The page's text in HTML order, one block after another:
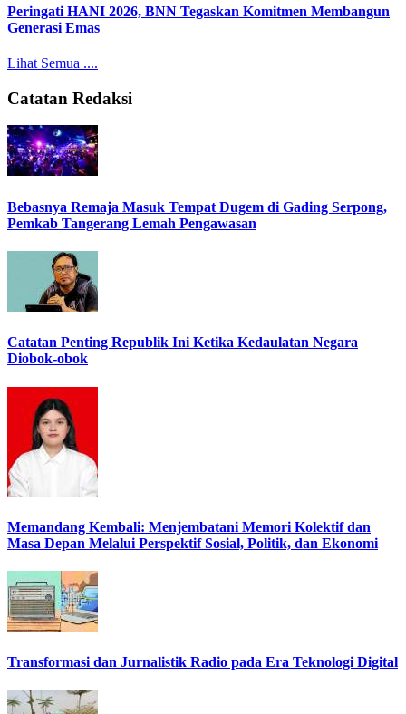
Peringati HANI 2026, BNN Tegaskan Komitmen Membangun
Generasi Emas
Lihat Semua ....
Catatan Redaksi
Bebasnya Remaja Masuk Tempat Dugem di Gading Serpong,
Pemkab Tangerang Lemah Pengawasan
Catatan Penting Republik Ini Ketika Kedaulatan Negara
Diobok-obok
Memandang Kembali: Menjembatani Memori Kolektif dan
Masa Depan Melalui Perspektif Sosial, Politik, dan Ekonomi
Transformasi dan Jurnalistik Radio pada Era Teknologi Digital